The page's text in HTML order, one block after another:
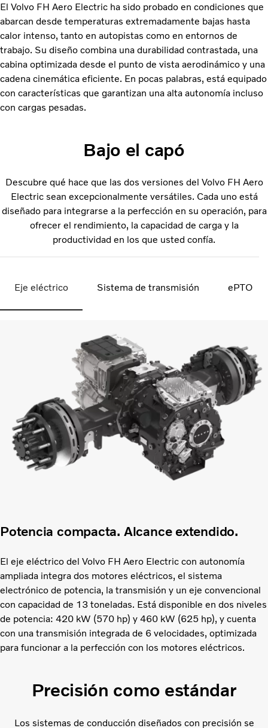
El Volvo FH Aero Electric ha sido probado en condiciones que
abarcan desde temperaturas extremadamente bajas hasta
calor intenso, tanto en autopistas como en entornos de
trabajo. Su diseño combina una durabilidad contrastada, una
cabina optimizada desde el punto de vista aerodinámico y una
cadena cinemática eficiente. En pocas palabras, está equipado
con características que garantizan una alta autonomía incluso
con cargas pesadas.
Bajo el capó
Descubre qué hace que las dos versiones del Volvo FH Aero
Electric sean excepcionalmente versátiles. Cada uno está
diseñado para integrarse a la perfección en su operación, para
ofrecer el rendimiento, la capacidad de carga y la
productividad en los que usted confía.
Eje eléctrico Sistema de transmisión ePTO
Potencia compacta. Alcance extendido.
El eje eléctrico del Volvo FH Aero Electric con autonomía
ampliada integra dos motores eléctricos, el sistema
electrónico de potencia, la transmisión y un eje convencional
con capacidad de 13 toneladas. Está disponible en dos niveles
de potencia: 420 kW (570 hp) y 460 kW (625 hp), y cuenta
con una transmisión integrada de 6 velocidades, optimizada
para funcionar a la perfección con los motores eléctricos.
Precisión como estándar
Los sistemas de conducción diseñados con precisión se